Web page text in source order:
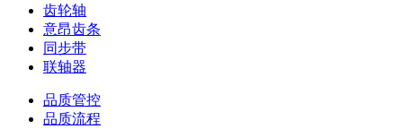
齿轮轴
意昂齿条
同步带
联轴器
品质管控
品质流程